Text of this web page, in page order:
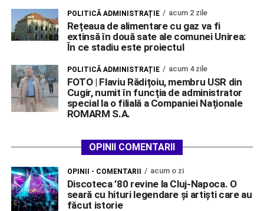
POLITICĂ ADMINISTRAȚIE acum 2 zile
Rețeaua de alimentare cu gaz va fi
extinsă în două sate ale comunei Unirea:
În ce stadiu este proiectul
POLITICĂ ADMINISTRAȚIE acum 4 zile
FOTO | Flaviu Rădițoiu, membru USR din
Cugir, numit în funcția de administrator
special la o filială a Companiei Naționale
ROMARM S.A.
OPINII COMENTARII
OPINII - COMENTARII acum o zi
Discoteca ’80 revine la Cluj-Napoca. O
seară cu hituri legendare și artiști care au
făcut istorie